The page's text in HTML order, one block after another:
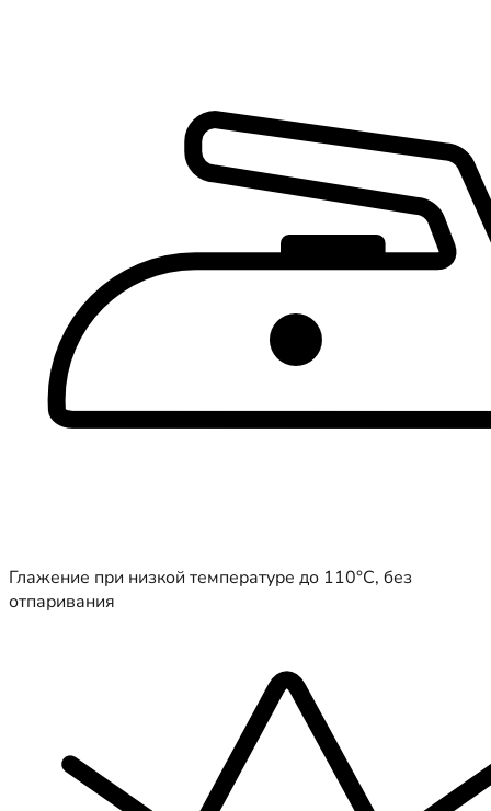
Глажение при низкой температуре до 110°C, без
отпаривания